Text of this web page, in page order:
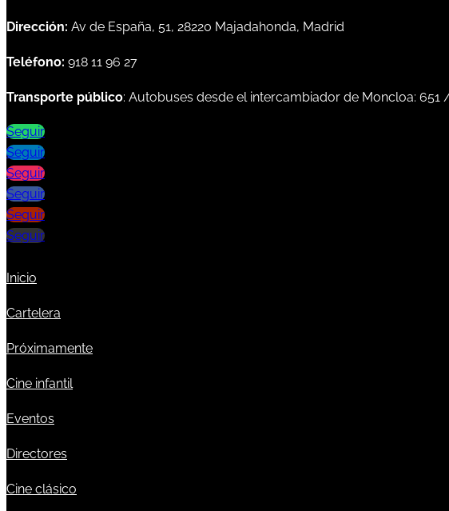
Dirección: Av de España, 51, 28220 Majadahonda, Madrid
Teléfono: 918 11 96 27
Transporte público: Autobuses desde el intercambiador de Moncloa: 651
Seguir
Seguir
Seguir
Seguir
Seguir
Seguir
Inicio
Cartelera
Próximamente
Cine infantil
Eventos
Directores
Cine clásico